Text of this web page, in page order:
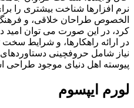
نرم افزارها شناخت بیشتری را
الخصوص طراحان خلاقی، و
کرد، در این صورت می توان
در ارائه راهکارها، و شرایط
نیاز شامل حروفچینی
پیوسته اهل دنیای موجود طراحی
لورم ایپسوم